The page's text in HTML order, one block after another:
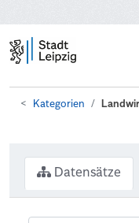
Kategorien
Datensätze